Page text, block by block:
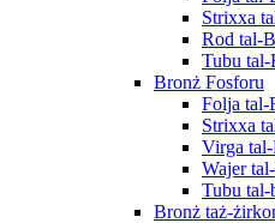
Strixxa
Rod tal-
Tubu tal-
Bronż Fosforu
Folja tal-
Strixxa
Virga
Wajer
Tubu tal-
Bronż taż-